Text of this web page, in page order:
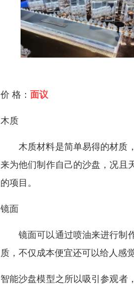
价 格： 面议
木质
木质材料是简单易得的材质，
来为他们制作自己的沙盘，况且
的项目。
镜面
镜面可以通过喷油来进行制作
质，不仅成本便宜还可以给人感觉
智能沙盘模型之所以吸引参观者